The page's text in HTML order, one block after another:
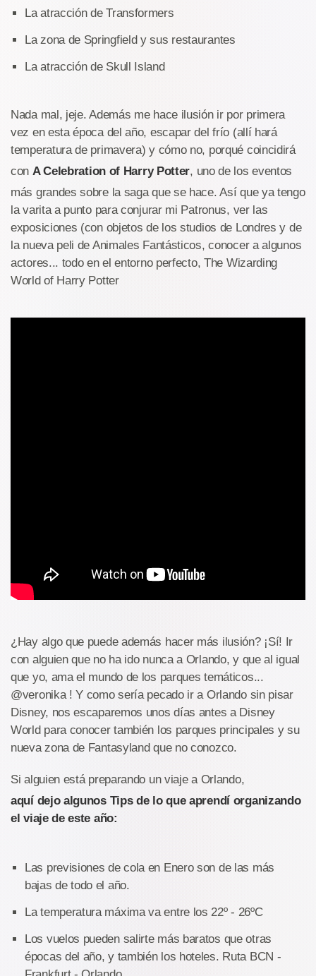
La atracción de Transformers
La zona de Springfield y sus restaurantes
La atracción de Skull Island
Nada mal, jeje. Además me hace ilusión ir por primera
vez en esta época del año, escapar del frío (allí hará
temperatura de primavera) y cómo no, porqué coincidirá
con A Celebration of Harry Potter, uno de los eventos
más grandes sobre la saga que se hace. Así que ya tengo
la varita a punto para conjurar mi Patronus, ver las
exposiciones (con objetos de los studios de Londres y de
la nueva peli de Animales Fantásticos, conocer a algunos
actores... todo en el entorno perfecto, The Wizarding
World of Harry Potter
¿Hay algo que puede además hacer más ilusión? ¡Sí! Ir
con alguien que no ha ido nunca a Orlando, y que al igual
que yo, ama el mundo de los parques temáticos...
@veronika ! Y como sería pecado ir a Orlando sin pisar
Disney, nos escaparemos unos días antes a Disney
World para conocer también los parques principales y su
nueva zona de Fantasyland que no conozco.
Si alguien está preparando un viaje a Orlando,
aquí dejo algunos Tips de lo que aprendí organizando
el viaje de este año:
Las previsiones de cola en Enero son de las más
bajas de todo el año.
La temperatura máxima va entre los 22º - 26ºC
Los vuelos pueden salirte más baratos que otras
épocas del año, y también los hoteles. Ruta BCN -